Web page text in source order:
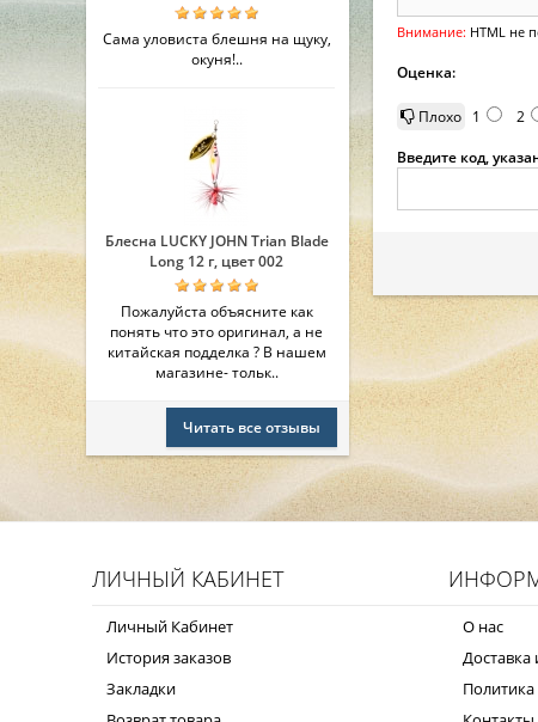
Сама уловиста блешня на щуку,
окуня!..
Блесна LUCKY JOHN Trian Blade
Long 12 г, цвет 002
Пожалуйста объясните как
понять что это оригинал, а не
китайская подделка ? В нашем
магазине- тольк..
Читать все отзывы
Внимание: HTML не
Оценка:
Плохо 1 2
Введите код,
ЛИЧНЫЙ КАБИНЕТ
Личный Кабинет
История заказов
Закладки
О нас
Доставка
Политика